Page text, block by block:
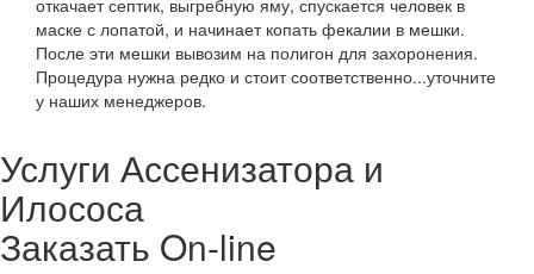
откачает септик, выгребную яму, спускается человек в
маске с лопатой, и начинает копать фекалии в мешки.
После эти мешки вывозим на полигон для захоронения.
Процедура нужна редко и стоит соответственно...уточните
у наших менеджеров.
Услуги Ассенизатора и
Илососа
Заказать On-line